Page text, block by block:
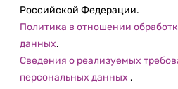
Российской Федерации.
Политика в отношении
данных.
Сведения о реализуемых
персональных данных .